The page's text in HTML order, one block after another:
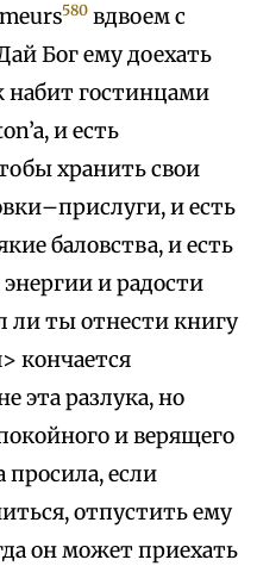
580 вдвоем с
Бог ему доехать
набит гостинцами
и есть
хранить свои
и есть
баловства, и есть
и радости
ли ты отнести книгу
кончается
эта разлука, но
и верящего
просила, если
отпустить ему
он может приехать